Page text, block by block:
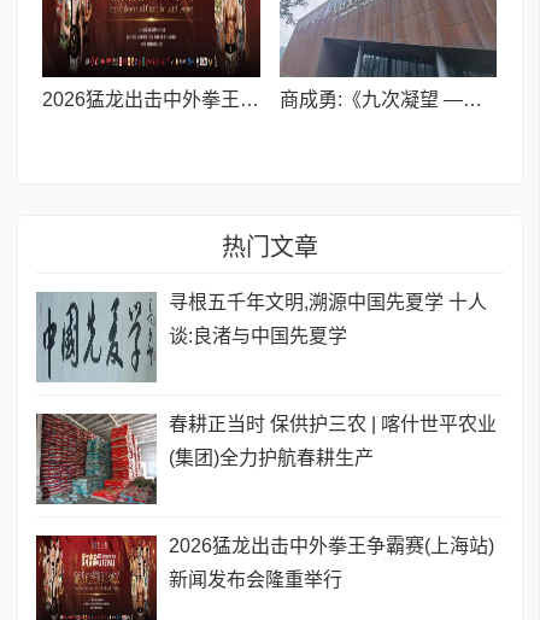
2026猛龙出击中外拳王争霸赛(上海站)新闻发布会隆重举行 商成勇:《九次凝望 ——致一位在北川烙下足迹的老人》
热门文章
寻根五千年文明,溯源中国先夏学 十人
谈:良渚与中国先夏学
春耕正当时 保供护三农 | 喀什世平农业
(集团)全力护航春耕生产
2026猛龙出击中外拳王争霸赛(上海站)
新闻发布会隆重举行